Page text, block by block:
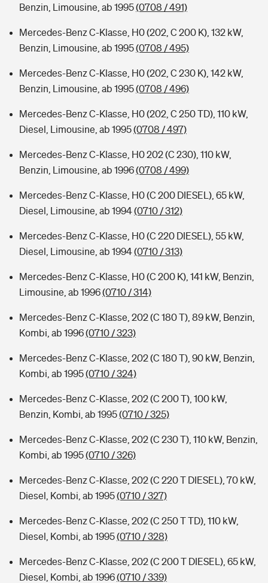
Benzin, Limousine, ab 1995(0708 / 491)
Mercedes-Benz C-Klasse, H0 (202, C 200 K), 132 kW,
Benzin, Limousine, ab 1995(0708 / 495)
Mercedes-Benz C-Klasse, H0 (202, C 230 K), 142 kW,
Benzin, Limousine, ab 1995(0708 / 496)
Mercedes-Benz C-Klasse, H0 (202, C 250 TD), 110 kW,
Diesel, Limousine, ab 1995(0708 / 497)
Mercedes-Benz C-Klasse, H0 202 (C 230), 110 kW,
Benzin, Limousine, ab 1996(0708 / 499)
Mercedes-Benz C-Klasse, H0 (C 200 DIESEL), 65 kW,
Diesel, Limousine, ab 1994(0710 / 312)
Mercedes-Benz C-Klasse, H0 (C 220 DIESEL), 55 kW,
Diesel, Limousine, ab 1994(0710 / 313)
Mercedes-Benz C-Klasse, H0 (C 200 K), 141 kW, Benzin,
Limousine, ab 1996(0710 / 314)
Mercedes-Benz C-Klasse, 202 (C 180 T), 89 kW, Benzin,
Kombi, ab 1996(0710 / 323)
Mercedes-Benz C-Klasse, 202 (C 180 T), 90 kW, Benzin,
Kombi, ab 1995(0710 / 324)
Mercedes-Benz C-Klasse, 202 (C 200 T), 100 kW,
Benzin, Kombi, ab 1995(0710 / 325)
Mercedes-Benz C-Klasse, 202 (C 230 T), 110 kW, Benzin,
Kombi, ab 1995(0710 / 326)
Mercedes-Benz C-Klasse, 202 (C 220 T DIESEL), 70 kW,
Diesel, Kombi, ab 1995(0710 / 327)
Mercedes-Benz C-Klasse, 202 (C 250 T TD), 110 kW,
Diesel, Kombi, ab 1995(0710 / 328)
Mercedes-Benz C-Klasse, 202 (C 200 T DIESEL), 65 kW,
Diesel, Kombi, ab 1996(0710 / 339)